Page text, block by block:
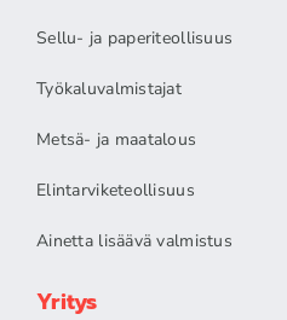
Sellu- ja paperiteollisuus
Työkaluvalmistajat
Metsä- ja maatalous
Elintarviketeollisuus
Ainetta lisäävä valmistus
Yritys